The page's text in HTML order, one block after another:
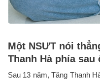
Một NSƯT nói
Thanh Hà phía sau
Sau 13 năm, Tăng Thanh